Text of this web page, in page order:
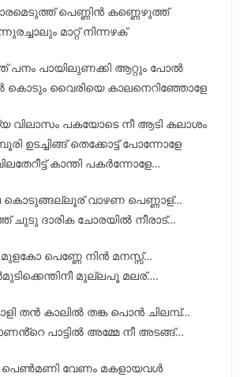
പെണ്ണിൻ കണ്ണെഴുത്ത്
മാറ്റ് നിന്നഴക്
പനം പായിലുണക്കി ആറ്റും പോൽ
വൈരിയെ കാലനെറിഞ്ഞോളേ
വിലാസം പകയോടെ നീ ആടി കലാശം
ഉടച്ചിങ്ങ് തെക്കോട്ട് പോന്നോളേ
കാന്തി പകർന്നോളേ…
കൊടുങ്ങല്ലൂര് വാഴണ പെണ്ണാള്…
ചുടു ദാരിക ചോരയിൽ നീരാട്…
മുളകോ പെണ്ണേ നിൻ മനസ്സ്…
മുല്ലപൂ മലര്….
തൻ കാലിൽ തങ്ക പൊൻ ചിലമ്പ്‌…
പാട്ടിൽ അമ്മേ നീ അടങ്ങ്…
വേണം മകളായവൾ